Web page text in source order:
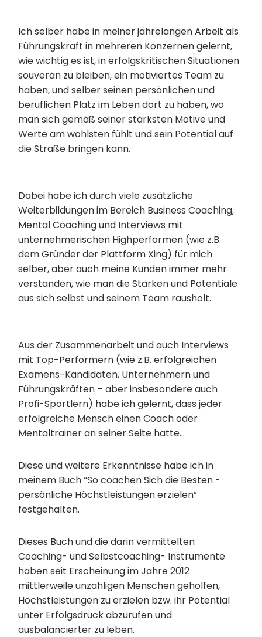
Ich selber habe in meiner jahrelangen Arbeit als
Führungskraft in mehreren Konzernen gelernt,
wie wichtig es ist, in erfolgskritischen Situationen
souverän zu bleiben, ein motiviertes Team zu
haben, und selber seinen persönlichen und
beruflichen Platz im Leben dort zu haben, wo
man sich gemäß seiner stärksten Motive und
Werte am wohlsten fühlt und sein Potential auf
die Straße bringen kann.
Dabei habe ich durch viele zusätzliche
Weiterbildungen im Bereich Business Coaching,
Mental Coaching und Interviews mit
unternehmerischen Highperformen (wie z.B.
dem Gründer der Plattform Xing) für mich
selber, aber auch meine Kunden immer mehr
verstanden, wie man die Stärken und Potentiale
aus sich selbst und seinem Team rausholt.
Aus der Zusammenarbeit und auch Interviews
mit Top-Performern (wie z.B. erfolgreichen
Examens-Kandidaten, Unternehmern und
Führungskräften – aber insbesondere auch
Profi-Sportlern) habe ich gelernt, dass jeder
erfolgreiche Mensch einen Coach oder
Mentaltrainer an seiner Seite hatte…
Diese und weitere Erkenntnisse habe ich in
meinem Buch “So coachen Sich die Besten -
persönliche Höchstleistungen erzielen”
festgehalten.
Dieses Buch und die darin vermittelten
Coaching- und Selbstcoaching- Instrumente
haben seit Erscheinung im Jahre 2012
mittlerweile unzähligen Menschen geholfen,
Höchstleistungen zu erzielen bzw. ihr Potential
unter Erfolgsdruck abzurufen und
ausbalancierter zu leben.